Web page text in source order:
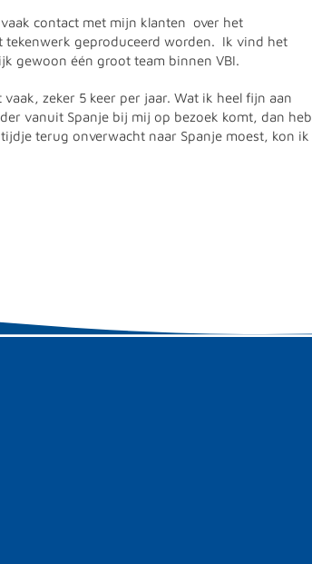
contact met mijn klanten over het
geproduceerd worden. Ik vind het
gewoon één groot team binnen VBI.
zeker 5 keer per jaar. Wat ik heel fijn aan
vanuit Spanje bij mij op bezoek komt, dan heb
terug onverwacht naar Spanje moest, kon ik